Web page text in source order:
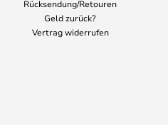
Rücksendung/Retouren
Geld zurück?
Vertrag widerrufen